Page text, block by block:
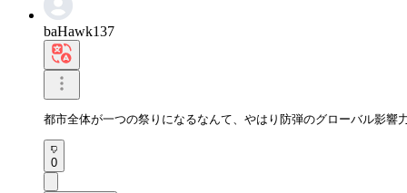
baHawk137
都市全体が一つの祭りになるなんて、やはり防弾のグローバル影響
0